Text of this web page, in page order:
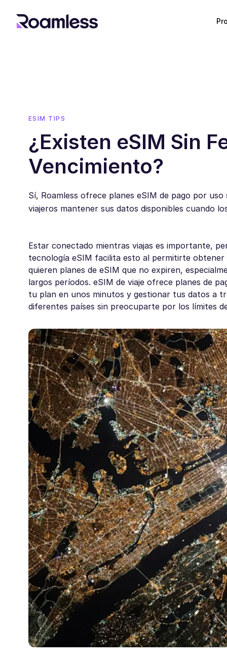
ESIM TIPS
¿Existen eSIM Sin
Vencimiento?
Sí, Roamless ofrece planes eSIM de pago por
viajeros mantener sus datos disponibles cuando
Estar conectado mientras viajas es importante,
tecnología eSIM facilita esto al permitirte
quieren planes de eSIM que no expiren,
largos períodos. eSIM de viaje ofrece planes de
tu plan en unos minutos y gestionar tus datos a
diferentes países sin preocuparte por los límites